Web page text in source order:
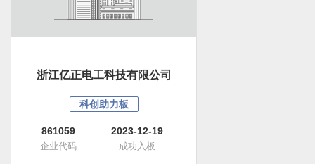
浙江亿正电工科技有限公司
科创助力板
861059
企业代码
2023-12-19
成功入板